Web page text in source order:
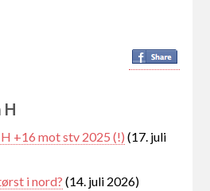
H
+16 mot stv 2025 (!) (17. juli
i nord? (14. juli 2026)